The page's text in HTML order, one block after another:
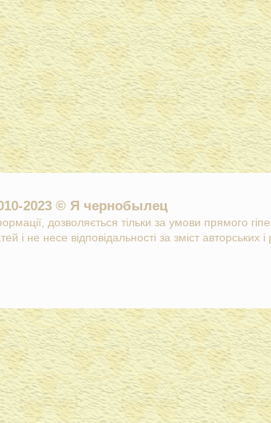
2023 © Я чернобылец
дозволяється тільки за умови прямого
і не несе відповідальності за зміст авторських і